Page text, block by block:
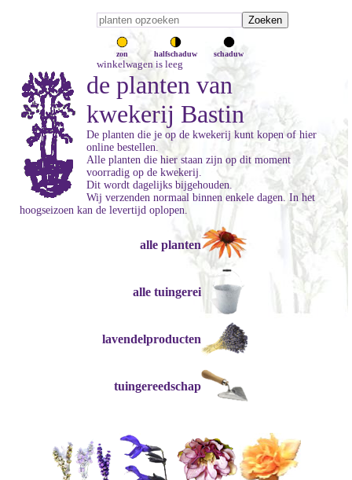
zon halfschaduw schaduw
winkelwagen is leeg
de planten van
kwekerij Bastin
De planten die je op de kwekerij kunt kopen of hier
online bestellen.
Alle planten die hier staan zijn op dit moment
voorradig op de kwekerij.
Dit wordt dagelijks bijgehouden.
Wij verzenden normaal binnen enkele dagen. In het
hoogseizoen kan de levertijd oplopen.
alle planten
alle tuingerei
lavendelproducten
tuingereedschap